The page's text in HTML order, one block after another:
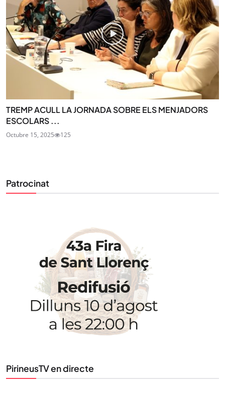
TREMP ACULL LA JORNADA SOBRE ELS MENJADORS
ESCOLARS ...
Octubre 15, 2025 125
Patrocinat
PirineusTV en directe
STAY UPDATED
Uneix-te al nostre butlletí
al teu correu. Subscriu-te al nostre butlletí i segueix
la informació que importa.